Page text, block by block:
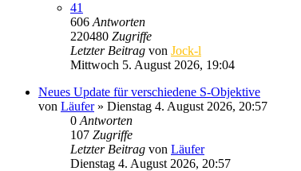
41
606 Antworten
220480 Zugriffe
Letzter Beitrag von Jock-l
Mittwoch 5. August 2026, 19:04
Neues Update für verschiedene S-Objektive
von Läufer» Dienstag 4. August 2026, 20:57
0 Antworten
107 Zugriffe
Letzter Beitrag von Läufer
Dienstag 4. August 2026, 20:57